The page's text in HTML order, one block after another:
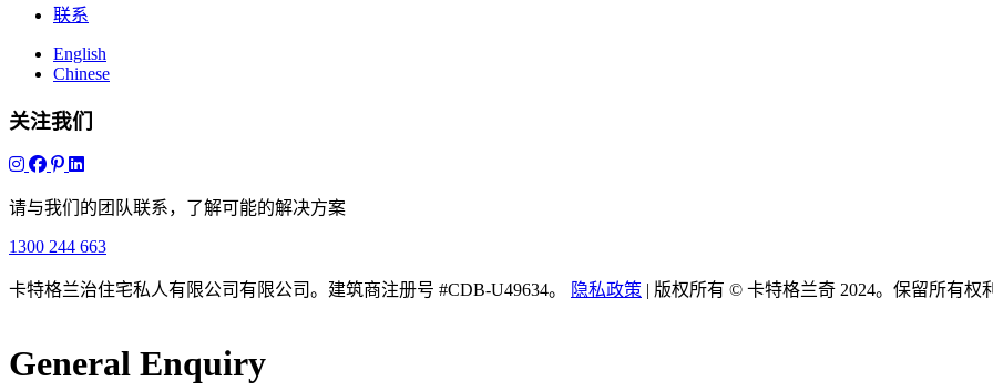
联系
English
Chinese
关注我们
请与我们的团队联系，了解可能的解决方案
1300 244 663
卡特格兰治住宅私人有限公司有限公司。建筑商注册号 #CDB-U49634。 隐私政策 | 版权所有 © 卡特格兰奇 2024。保留所有权
General Enquiry